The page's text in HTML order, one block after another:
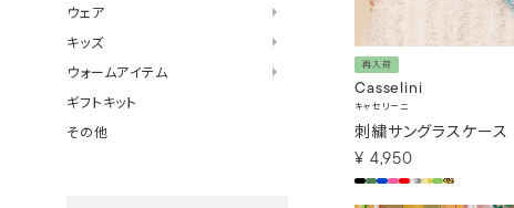
再入荷
Casselini
キャセリーニ
刺繍サングラスケース
¥ 4,950
ウェア
キッズ
ウォームアイテム
ギフトキット
その他